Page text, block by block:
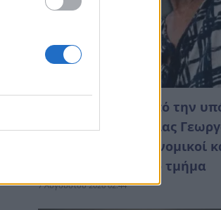
Mυστήριο γύρω από την
θανάτου της Αιμιλίας
είχαν βρει οι αστυνομικοί
από το αστυνομικό τμήμα
7 Αυγούστου 2026 02:44